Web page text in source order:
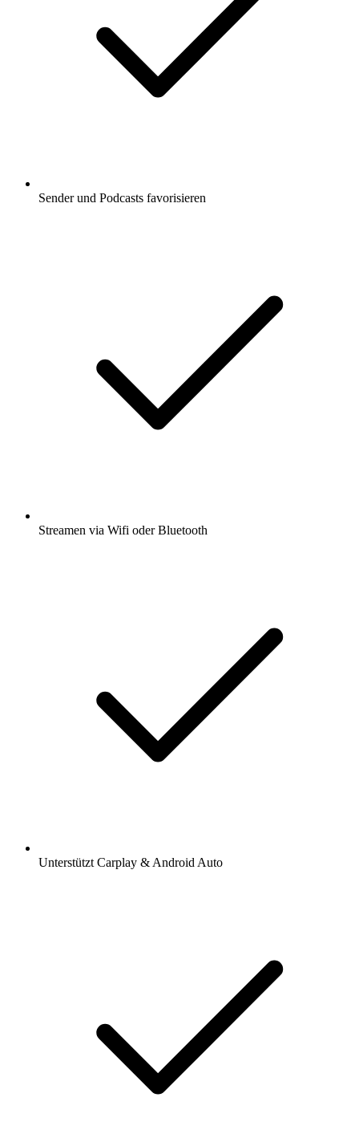
Sender und Podcasts favorisieren
Streamen via Wifi oder Bluetooth
Unterstützt Carplay & Android Auto